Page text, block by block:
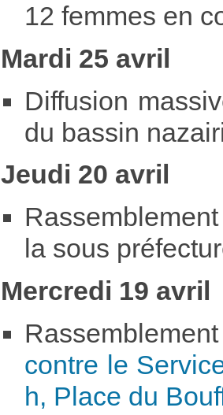
12 femmes en
Mardi 25 avril
Diffusion
du bassin
Jeudi 20 avril
la sous
Mercredi 19 avril
contre le
h, Place du